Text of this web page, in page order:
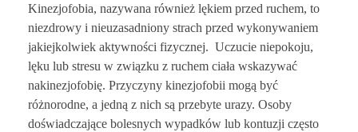
Kinezjofobia, nazywana również lękiem przed ruchem, to
niezdrowy i nieuzasadniony strach przed wykonywaniem
jakiejkolwiek aktywności fizycznej. Uczucie niepokoju,
lęku lub stresu w związku z ruchem ciała wskazywać
nakinezjofobię. Przyczyny kinezjofobii mogą być
różnorodne, a jedną z nich są przebyte urazy. Osoby
doświadczające bolesnych wypadków lub kontuzji często